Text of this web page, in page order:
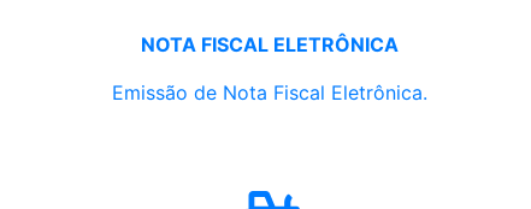
NOTA FISCAL ELETRÔNICA
Emissão de Nota Fiscal Eletrônica.